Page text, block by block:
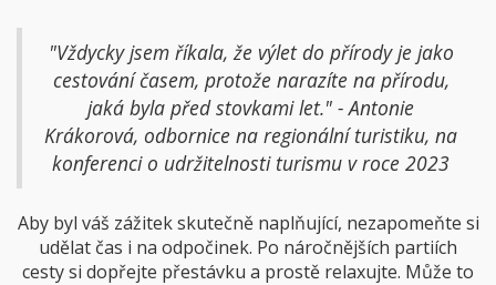
"Vždycky jsem říkala, že výlet do přírody je jako
cestování časem, protože narazíte na přírodu,
jaká byla před stovkami let." - Antonie
Krákorová, odbornice na regionální turistiku, na
konferenci o udržitelnosti turismu v roce 2023
Aby byl váš zážitek skutečně naplňující, nezapomeňte si
udělat čas i na odpočinek. Po náročnějších partiích
cesty si dopřejte přestávku a prostě relaxujte. Může to